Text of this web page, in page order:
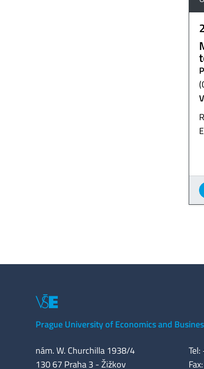
Prague University of Economics and
nám. W. Churchilla 1938/4
130 67 Praha 3 - Žižkov